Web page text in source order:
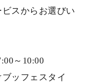
スからお選びい
～10:00
ッフェスタイ